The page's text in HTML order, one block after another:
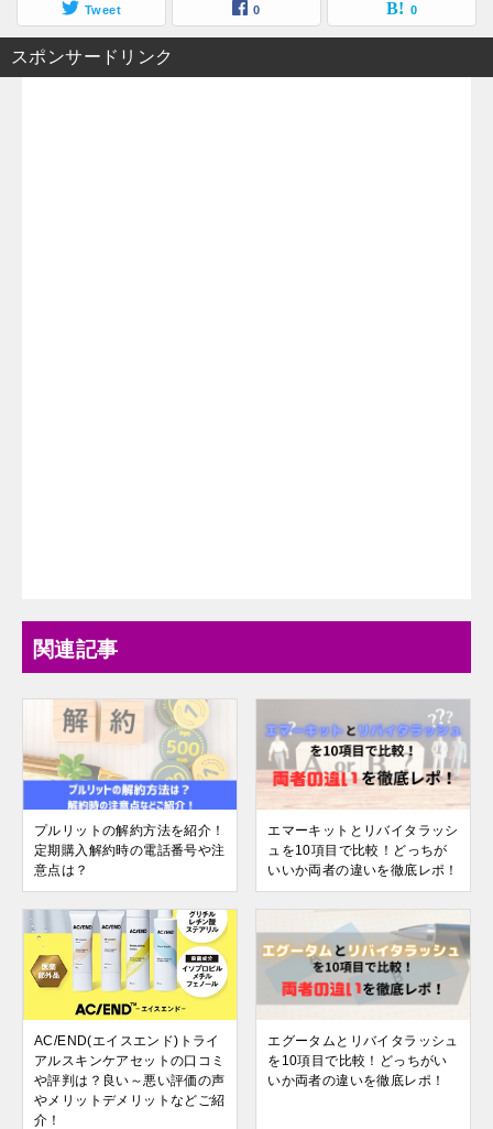
Tweet 0 0
スポンサードリンク
関連記事
プルリットの解約方法を紹介！
定期購入解約時の電話番号や注
意点は？
エマーキットとリバイタラッシ
ュを10項目で比較！どっちが
いいか両者の違いを徹底レポ！
AC/END(エイスエンド)トライ
アルスキンケアセットの口コミ
や評判は？良い～悪い評価の声
やメリットデメリットなどご紹
介！
エグータムとリバイタラッシュ
を10項目で比較！どっちがい
いか両者の違いを徹底レポ！